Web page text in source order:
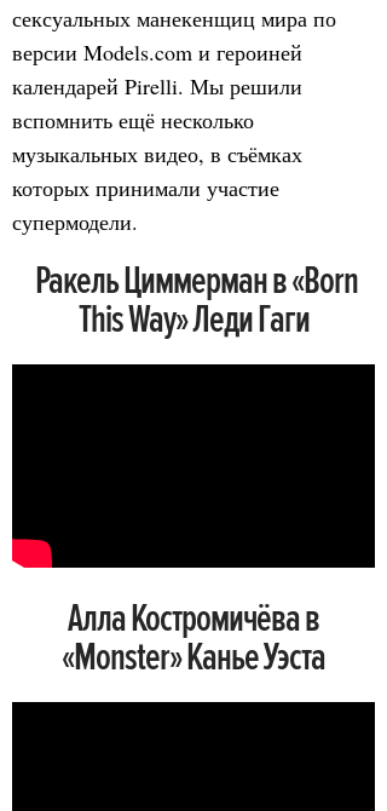
сексуальных манекенщиц мира по
версии Models.com и героиней
календарей Pirelli. Мы решили
вспомнить ещё несколько
музыкальных видео, в съёмках
которых принимали участие
супермодели.
Ракель Циммерман в «Born
This Way» Леди Гаги
Алла Костромичёва в
«Monster» Канье Уэста